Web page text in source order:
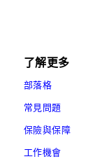
了解更多
部落格
常見問題
保險與保障
工作機會